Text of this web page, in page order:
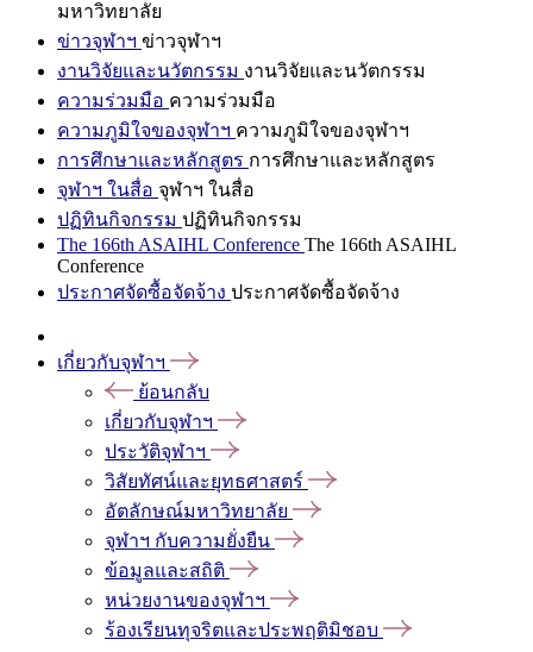
มหาวิทยาลัย
ข่าวจุฬาฯ ข่าวจุฬาฯ
งานวิจัยและนวัตกรรม งานวิจัยและนวัตกรรม
ความร่วมมือ ความร่วมมือ
ความภูมิใจของจุฬาฯ ความภูมิใจของจุฬาฯ
การศึกษาและหลักสูตร การศึกษาและหลักสูตร
จุฬาฯ ในสื่อ จุฬาฯ ในสื่อ
ปฏิทินกิจกรรม ปฏิทินกิจกรรม
The 166th ASAIHL Conference The 166th ASAIHL
Conference
ประกาศจัดซื้อจัดจ้าง ประกาศจัดซื้อจัดจ้าง
เกี่ยวกับจุฬาฯ
ย้อนกลับ
เกี่ยวกับจุฬาฯ
ประวัติจุฬาฯ
วิสัยทัศน์และยุทธศาสตร์
อัตลักษณ์มหาวิทยาลัย
จุฬาฯ กับความยั่งยืน
ข้อมูลและสถิติ
หน่วยงานของจุฬาฯ
ร้องเรียนทุจริตและประพฤติมิชอบ